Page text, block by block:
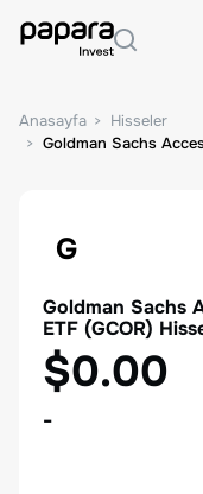
Anasayfa
Hisseler
Goldman Sachs
G
Goldman Sachs
ETF (GCOR)
$0.00
-